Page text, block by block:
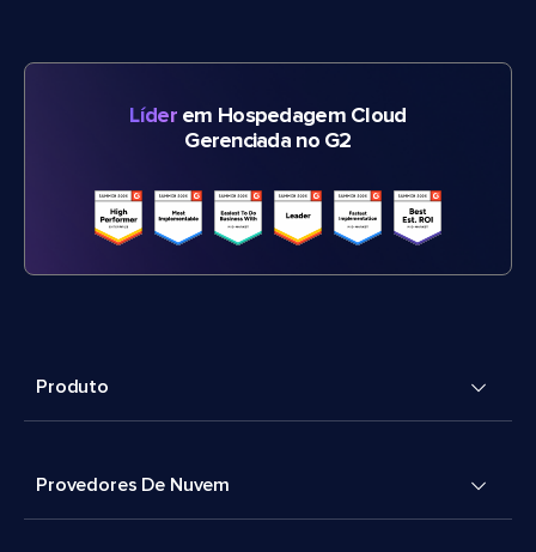
Líderem Hospedagem Cloud
Gerenciada no G2
Produto
Provedores De Nuvem